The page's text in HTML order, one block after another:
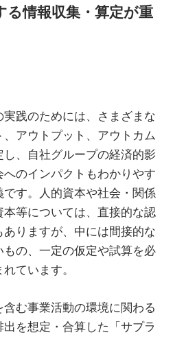
る情報収集・算定が重
践のためには、さまざまな
アウトプット、アウトカム
、自社グループの経済的影
のインパクトもわかりやす
です。人的資本や社会・関係
等については、直接的な認
りますが、中には間接的な
の、一定の仮定や試算を必
ています。
む事業活動の環境に関わる
を想定・合算した「サプラ